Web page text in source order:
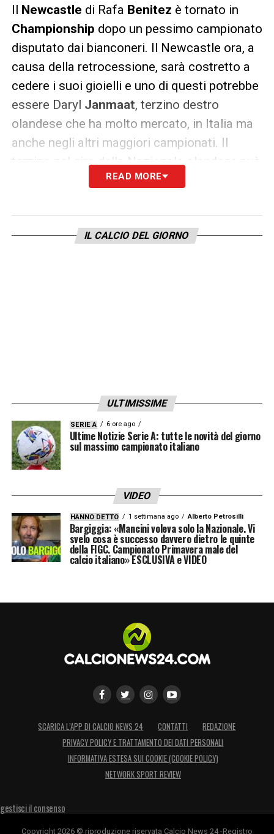
Il Newcastle di Rafa Benitez è tornato in
Championship dopo un pessimo campionato
disputato dai bianconeri. Il Newcastle ora, a
causa della retrocessione, sarà costretto a
cedere i suoi gioielli e uno di questi potrebbe
essere Daryl Janmaat, terzino destro
olandese che ha molto mercato, in Italia ma
anche negli altri maggiori campionati. Il
terzino nel giro della Nazionale olandese puà
lasciare i Magpies per circa 9 milioni di euro
LE ULTIME –Secondo il “Newcastle
potrebbero intavolare una doppia trattativa
per i due giocatori dei bianconeri. Il
campionato volge ormai al termine, il
calciomercato scalda i motori.
LA PLAYLIST DELLE NOSTRE TOP NEWS
READ MORE
IL CALCIO DEL GIORNO
ULTIMISSIME
SERIE A 6 ore ago
Ultime Notizie Serie A: tutte le novità del giorno
sul massimo campionato italiano
VIDEO
HANNO DETTO 1 settimana ago Alberto Petrosilli
Bargiggia: «Mancini voleva solo la Nazionale. Vi
svelo cosa è successo davvero dietro le quinte
della FIGC. Campionato Primavera male del
calcio italiano» ESCLUSIVA e VIDEO
SCARICA L’APP DI CALCIO NEWS 24 CONTATTI
REDAZIONE
PRIVACY POLICY E TRATTAMENTO DEI DATI PERSONALI
INFORMATIVA ESTESA SUI COOKIE (COOKIE POLICY)
NETWORK SPORT REVIEW
gestisci il consenso
Copyright 2026 © riproduzione riservata Calcio News 24 -Registro